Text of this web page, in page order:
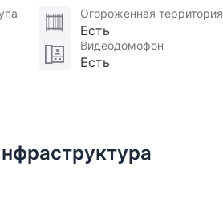
Огороженная территория
Есть
Видеодомофон
Есть